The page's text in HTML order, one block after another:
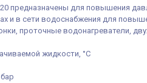
предназначены для повышения
и в сети водоснабжения для
проточные водонагреватели,
жидкости, °С